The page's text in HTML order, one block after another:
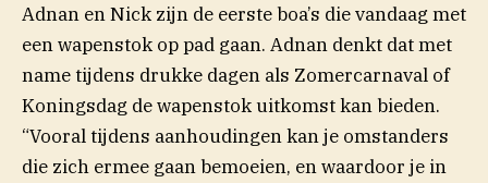
Adnan en Nick zijn de eerste boa’s die vandaag met
een wapenstok op pad gaan. Adnan denkt dat met
name tijdens drukke dagen als Zomercarnaval of
Koningsdag de wapenstok uitkomst kan bieden.
“Vooral tijdens aanhoudingen kan je omstanders
die zich ermee gaan bemoeien, en waardoor je in